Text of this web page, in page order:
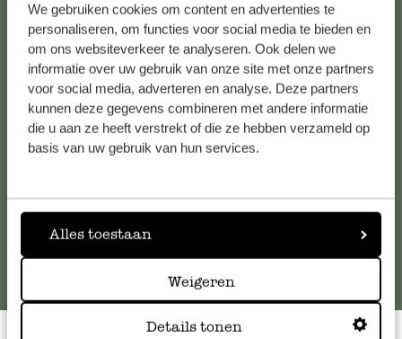
We gebruiken cookies om content en advertenties te
personaliseren, om functies voor social media te bieden en
om ons websiteverkeer te analyseren. Ook delen we
informatie over uw gebruik van onze site met onze partners
voor social media, adverteren en analyse. Deze partners
kunnen deze gegevens combineren met andere informatie
die u aan ze heeft verstrekt of die ze hebben verzameld op
basis van uw gebruik van hun services.
Alles toestaan
Weigeren
Details tonen
Kundenservice/Hilfe
Falls Sie Fragen haben oder Tipps und Hilfe brauchen, wenden
Sie sich bitte an unseren Kundenservice. Oder lesen Sie hier
die Antworten aufhäufig gestellte Fragen.
Online-Kundenservice